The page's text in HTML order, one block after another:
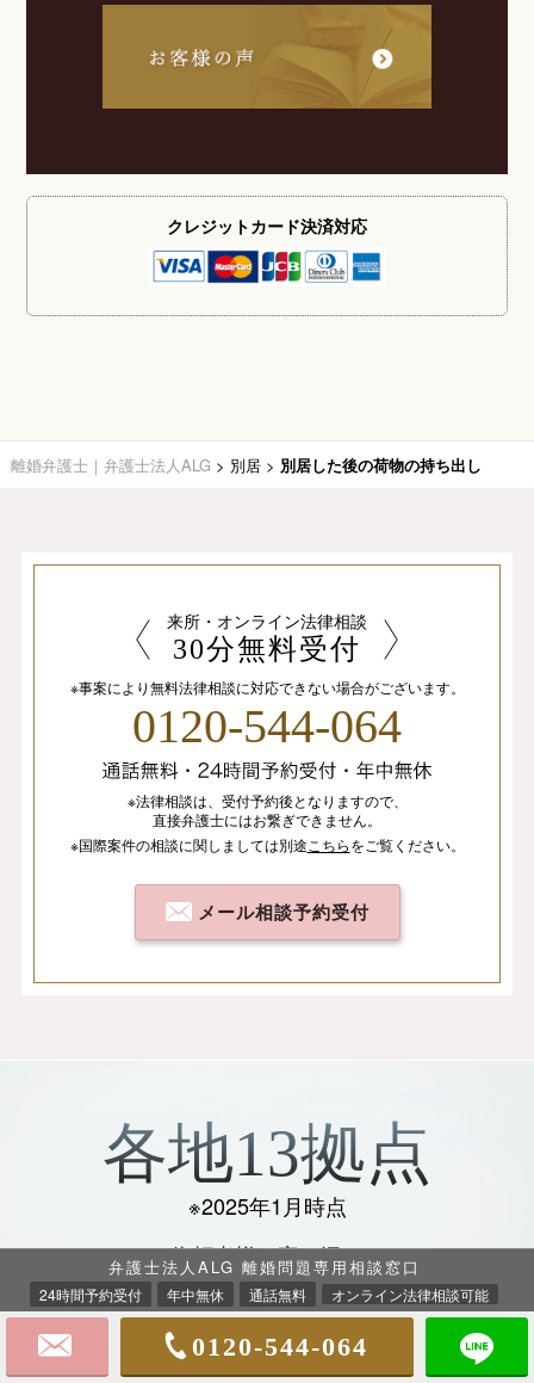
クレジットカード決済対応
離婚弁護士｜弁護士法人ALG > 別居> 別居した後の荷物の持ち出し
来所・オンライン法律相談
30分無料受付
※事案により無料法律相談に対応できない場合がございます。
0120-544-064
※法律相談は、 受付予約後となりますので、
直接弁護士にはお繋ぎできません。
※国際案件の相談に関しましては別途 こちらをご覧ください。
メール相談予約受付
各地13拠点
※2025年1月時点
ご依頼者様に寄り添い、
明るい未来のために全力を尽くします
事務所案内
弁護士法人ALG 離婚問題専用相談窓口
24時間予約受付 年中無休 通話無料 オンライン法律相談可能
0120-544-064